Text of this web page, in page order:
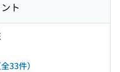
ト
33件）